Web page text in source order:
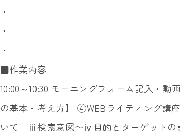
・
・
・
■作業内容
10:00～10:30 モーニングフォーム記入・
の基本・考え方】 ④WEBライティング講
いて ⅲ検索意図〜ⅳ目的とターゲットの